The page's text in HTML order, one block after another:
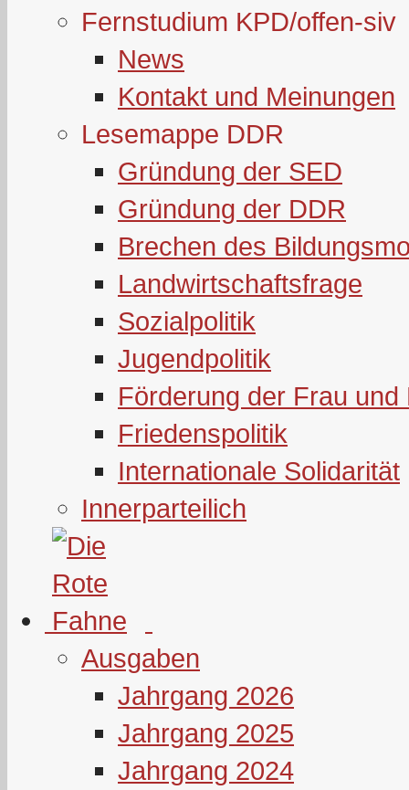
Fernstudium KPD/offen-siv
News
Kontakt und Meinungen
Lesemappe DDR
Gründung der SED
Gründung der DDR
Brechen des
Landwirtschaftsfrage
Sozialpolitik
Jugendpolitik
Förderung der Frau und
Friedenspolitik
Internationale Solidarität
Innerparteilich
Ausgaben
Jahrgang 2026
Jahrgang 2025
Jahrgang 2024